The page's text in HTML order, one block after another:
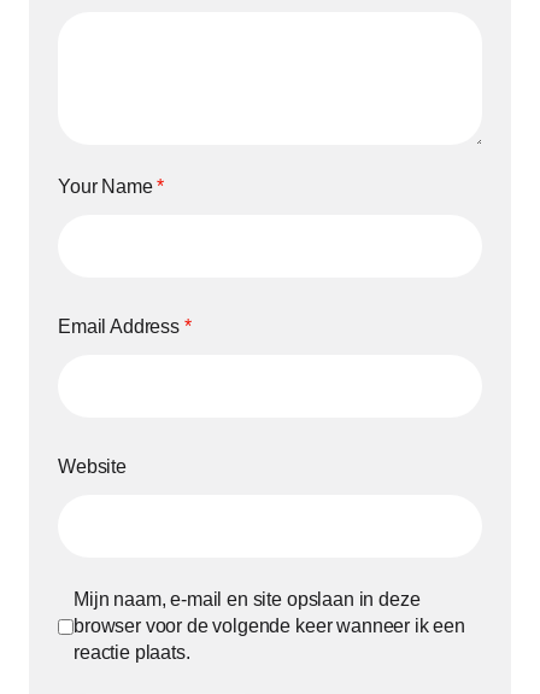
Your Name*
Email Address *
Website
Mijn naam, e-mail en site opslaan in deze
browser voor de volgende keer wanneer ik een
reactie plaats.